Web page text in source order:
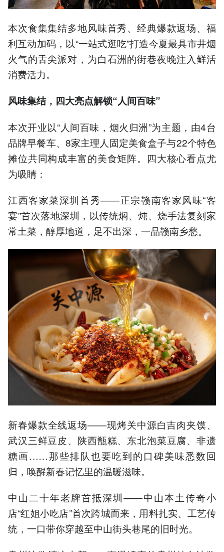
本次食集集结多地风味首秀、经典爆款返场、福
利互动加码，以“一站式逛吃”打造今夏最具市井烟
火气的舌尖派对，为白石洲的街巷夜晚注入鲜活
消费活力。
风味集结，四大亮点解锁“人间百味”
本次开业以“人间百味，烟火归洲”为主题，由4台
品牌早餐车、8家主理人固定美食盒子与22个特色
摊位共同构成丰富的美食矩阵。四大核心看点尤
为吸睛：
江西客家菜深圳首秀——正宗赣南客家风味“客
宴”首次落地深圳，以传统焖、炖、烧手法复刻家
常土菜，醇厚地道，足不出深，一品赣南乡愁。
新春爆款全线返场——现烤关中源白吉肉夹馍、
武汉三鲜豆皮、陕西甑糕、东北泡菜豆腐、非遗
糖画……那些排队也要吃到的口碑美味悉数回
归，唤醒新春记忆里的温暖滋味。
中山二十年老牌首抵深圳——中山本土传奇小
店“红姐小吃店”首次跨城而来，用料扎实、工艺传
统，一口带你穿越至中山街头巷尾的旧时光。